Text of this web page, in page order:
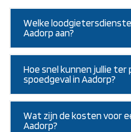
Welke
Aadorp aan?
Hoe snel kunnen jullie ter
spoedgeval in Aadorp?
Wat zijn de kosten voor
Aadorp?